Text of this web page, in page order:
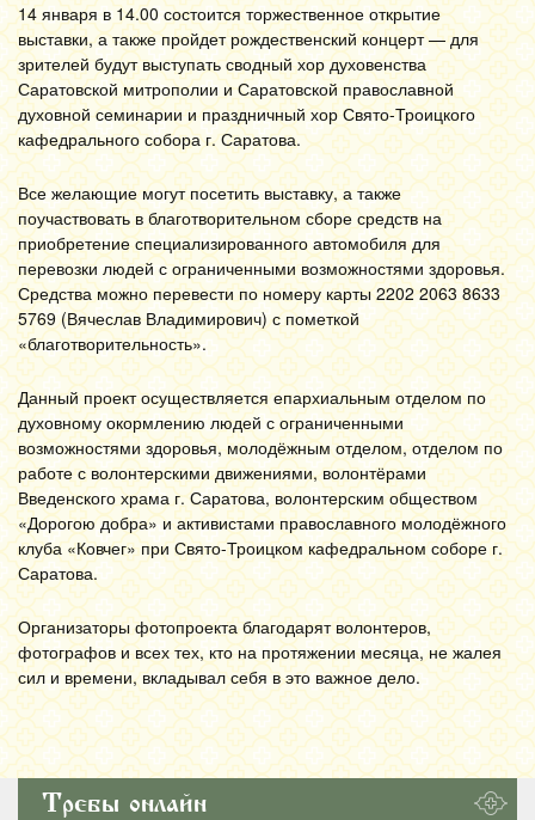
14 января в 14.00 состоится торжественное открытие
выставки, а также пройдет рождественский концерт — для
зрителей будут выступать сводный хор духовенства
Саратовской митрополии и Саратовской православной
духовной семинарии и праздничный хор Свято-Троицкого
кафедрального собора г. Саратова.
Все желающие могут посетить выставку, а также
поучаствовать в благотворительном сборе средств на
приобретение специализированного автомобиля для
перевозки людей с ограниченными возможностями здоровья.
Средства можно перевести по номеру карты 2202 2063 8633
5769 (Вячеслав Владимирович) с пометкой
«благотворительность».
Данный проект осуществляется епархиальным отделом по
духовному окормлению людей с ограниченными
возможностями здоровья, молодёжным отделом, отделом по
работе с волонтерскими движениями, волонтёрами
Введенского храма г. Саратова, волонтерским обществом
«Дорогою добра» и активистами православного молодёжного
клуба «Ковчег» при Свято-Троицком кафедральном соборе г.
Саратова.
Организаторы фотопроекта благодарят волонтеров,
фотографов и всех тех, кто на протяжении месяца, не жалея
сил и времени, вкладывал себя в это важное дело.
Требы онлайн